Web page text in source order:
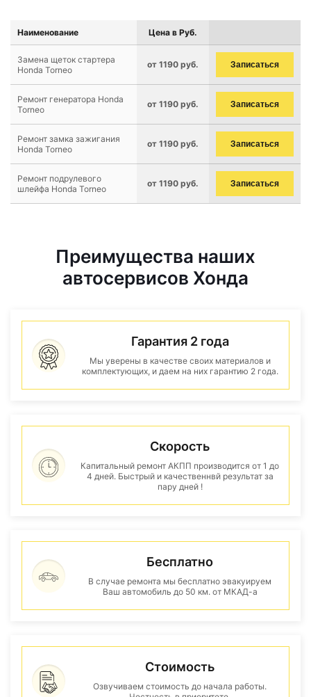
Наименование Цена в Руб.
Замена щеток стартера
Honda Torneo
от 1190 руб. Записаться
Ремонт генератора Honda
Torneo
от 1190 руб. Записаться
Ремонт замка зажигания
Honda Torneo
от 1190 руб. Записаться
Ремонт подрулевого
шлейфа Honda Torneo
от 1190 руб. Записаться
Преимущества наших
автосервисов Хонда
Гарантия 2 года
Мы уверены в качестве своих материалов и
комплектующих, и даем на них гарантию 2 года.
Скорость
Капитальный ремонт АКПП производится от 1 до
4 дней. Быстрый и качественнвй результат за
пару дней !
Бесплатно
В случае ремонта мы бесплатно эвакуируем
Ваш автомобиль до 50 км. от МКАД-а
Стоимость
Озвучиваем стоимость до начала работы.